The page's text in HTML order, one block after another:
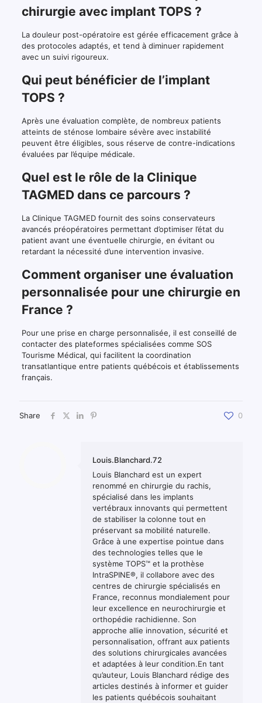
chirurgie avec implant TOPS ?
La douleur post-opératoire est gérée efficacement grâce à
des protocoles adaptés, et tend à diminuer rapidement
avec un suivi rigoureux.
Qui peut bénéficier de l’implant
TOPS ?
Après une évaluation complète, de nombreux patients
atteints de sténose lombaire sévère avec instabilité
peuvent être éligibles, sous réserve de contre-indications
évaluées par l’équipe médicale.
Quel est le rôle de la Clinique
TAGMED dans ce parcours ?
La Clinique TAGMED fournit des soins conservateurs
avancés préopératoires permettant d’optimiser l’état du
patient avant une éventuelle chirurgie, en évitant ou
retardant la nécessité d’une intervention invasive.
Comment organiser une évaluation
personnalisée pour une chirurgie en
France ?
Pour une prise en charge personnalisée, il est conseillé de
contacter des plateformes spécialisées comme SOS
Tourisme Médical, qui facilitent la coordination
transatlantique entre patients québécois et établissements
français.
Share 0
Louis.Blanchard.72
Louis Blanchard est un expert
renommé en chirurgie du rachis,
spécialisé dans les implants
vertébraux innovants qui permettent
de stabiliser la colonne tout en
préservant sa mobilité naturelle.
Grâce à une expertise pointue dans
des technologies telles que le
système TOPS™ et la prothèse
IntraSPINE®, il collabore avec des
centres de chirurgie spécialisés en
France, reconnus mondialement pour
leur excellence en neurochirurgie et
orthopédie rachidienne. Son
approche allie innovation, sécurité et
personnalisation, offrant aux patients
des solutions chirurgicales avancées
et adaptées à leur condition.En tant
qu’auteur, Louis Blanchard rédige des
articles destinés à informer et guider
les patients québécois souhaitant